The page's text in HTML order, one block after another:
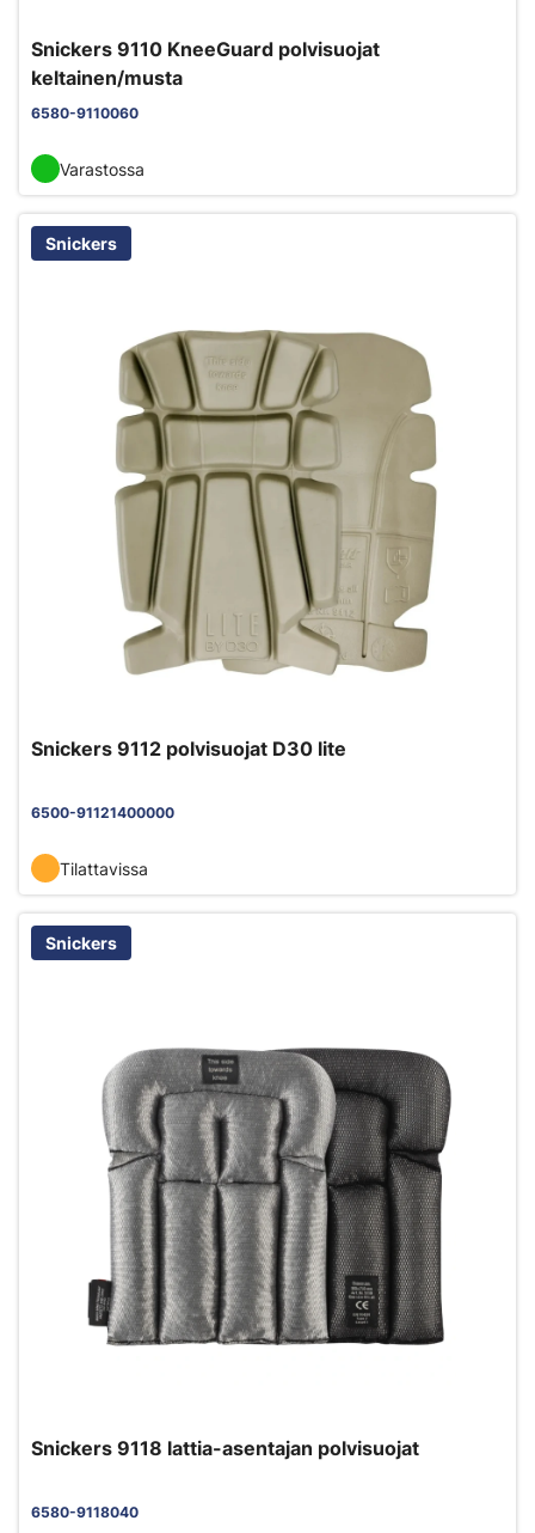
Snickers 9110 KneeGuard polvisuojat
keltainen/musta
6580-9110060
Varastossa
Snickers
Snickers 9112 polvisuojat D30 lite
6500-91121400000
Tilattavissa
Snickers
Snickers 9118 lattia-asentajan polvisuojat
6580-9118040